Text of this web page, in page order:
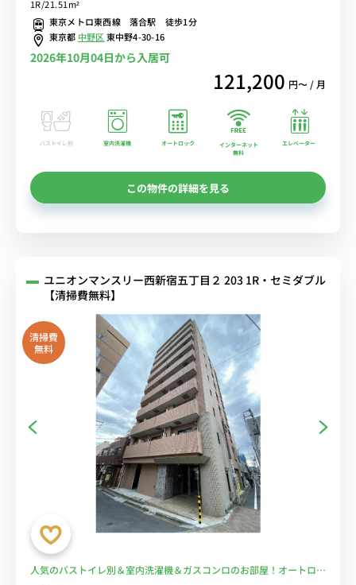
して安心♪
1R/21.51m²
東京メトロ東西線 落合駅 徒歩1分
東京都 中野区東中野4-30-16
2026年10月04日から入居可
121,200 円〜 / 月
バストイレ別 室内洗濯機 オートロック
インターネット
無料
エレベーター
この物件の詳細を見る
ユニオンマンスリー西新宿五丁目２ 203 1R・セミダブル
【清掃費無料】
清掃費
無料
人気のバストイレ別＆室内洗濯機＆ガスコンロのお部屋！オートロッ